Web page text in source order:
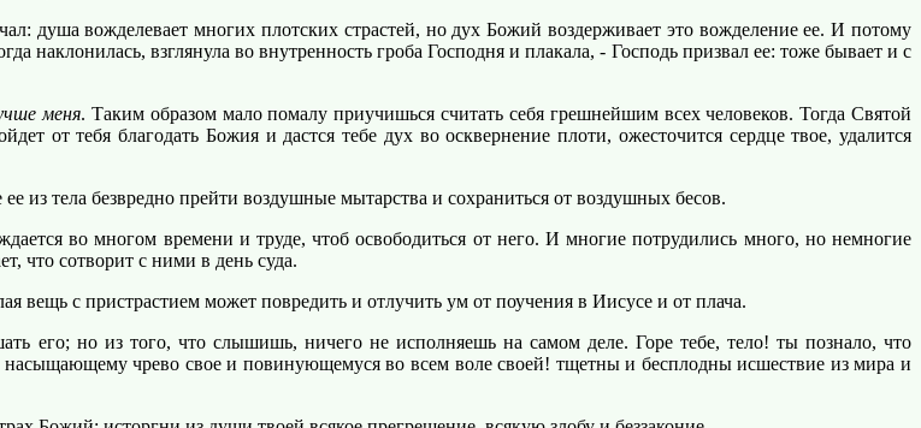
душа вожделевает многих плотских страстей, но дух Божий воздерживает это вожделение ее. И потому
взглянула во внутренность гроба Господня и плакала, - Господь призвал ее: тоже бывает и с
меня. Таким образом мало помалу приучишься считать себя грешнейшим всех человеков. Тогда Святой
от тебя благодать Божия и дастся тебе дух во осквернение плоти, ожесточится сердце твое, удалится
тела безвредно прейти воздушные мытарства и сохраниться от воздушных бесов.
во многом времени и труде, чтоб освободиться от него. И многие потрудились много, но немногие
что сотворит с ними в день суда.
с пристрастием может повредить и отлучить ум от поучения в Иисусе и от плача.
но из того, что слышишь, ничего не исполняешь на самом деле. Горе тебе, тело! ты познало, что
чрево свое и повинующемуся во всем воле своей! тщетны и бесплодны исшествие из мира и